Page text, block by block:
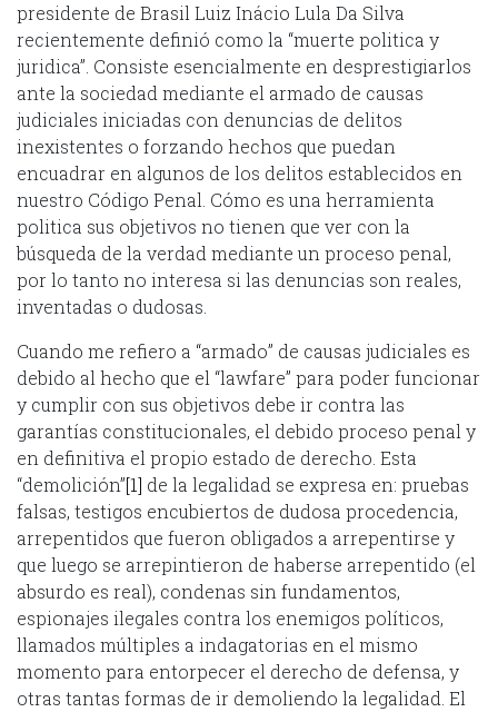
presidente de Brasil Luiz Inácio Lula Da Silva
recientemente definió como la “muerte politica y
juridica”. Consiste esencialmente en desprestigiarlos
ante la sociedad mediante el armado de causas
judiciales iniciadas con denuncias de delitos
inexistentes o forzando hechos que puedan
encuadrar en algunos de los delitos establecidos en
nuestro Código Penal. Cómo es una herramienta
politica sus objetivos no tienen que ver con la
búsqueda de la verdad mediante un proceso penal,
por lo tanto no interesa si las denuncias son reales,
inventadas o dudosas.
Cuando me refiero a “armado” de causas judiciales es
debido al hecho que el “lawfare” para poder funcionar
y cumplir con sus objetivos debe ir contra las
garantías constitucionales, el debido proceso penal y
en definitiva el propio estado de derecho. Esta
“demolición”[1] de la legalidad se expresa en: pruebas
falsas, testigos encubiertos de dudosa procedencia,
arrepentidos que fueron obligados a arrepentirse y
que luego se arrepintieron de haberse arrepentido (el
absurdo es real), condenas sin fundamentos,
espionajes ilegales contra los enemigos políticos,
llamados múltiples a indagatorias en el mismo
momento para entorpecer el derecho de defensa, y
otras tantas formas de ir demoliendo la legalidad. El